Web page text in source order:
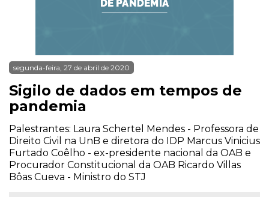
segunda-feira, 27 de abril de 2020
Sigilo de dados em tempos de
pandemia
Palestrantes: Laura Schertel Mendes - Professora de
Direito Civil na UnB e diretora do IDP Marcus Vinicius
Furtado Coêlho - ex-presidente nacional da OAB e
Procurador Constitucional da OAB Ricardo Villas
Bôas Cueva - Ministro do STJ